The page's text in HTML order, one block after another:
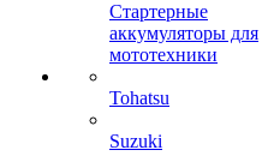
Стартерные
аккумуляторы для
мототехники
Tohatsu
Suzuki